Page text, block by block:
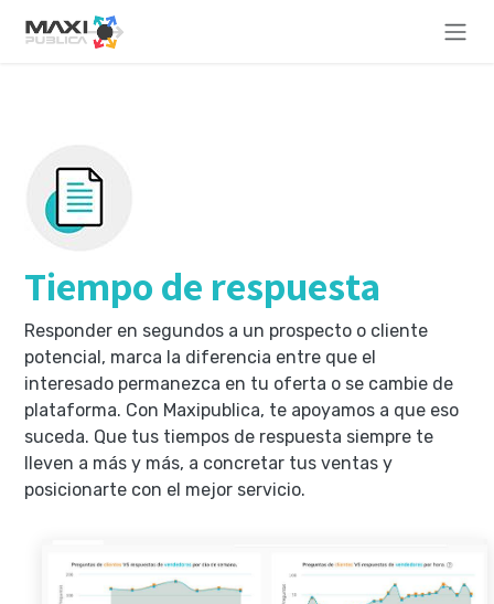
Ir al contenido
Tiempo de respuesta
Responder en segundos a un prospecto o cliente
potencial, marca la diferencia entre que el
interesado permanezca en tu oferta o se cambie de
plataforma. Con Maxipublica, te apoyamos a que eso
suceda. Que tus tiempos de respuesta siempre te
lleven a más y más, a concretar tus ventas y
posicionarte con el mejor servicio.